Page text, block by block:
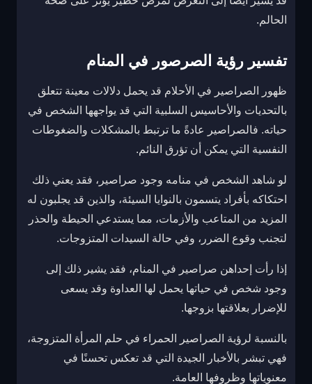
الحالم.
تفسير رؤية الصرصور في المنام
ظهور الصراصير في الأحلام قد يحمل دلالات معينة تتعلق
بالتحديات والأحاسيس السلبية التي قد يواجهها الشخص في
حياته. فالصراصير عادةً ما ترتبط بالمشكلات والضغوطات
النفسية التي يمكن أن تؤرق النائم.
لو شاهد الشخص في منامه وجود صراصير، فقد يعني ذلك
احتكاكه بأفراد يتسمون بالنوايا السيئة، والذين قد يجلبون له
المزيد من المتاعب والأزمات، مما يستدعي الحيطة والحذر
لتجنب وقوع الضرر، وفي حالة السيدات المتزوجات.
إذا رأت إحداهن صراصير في المنام، فقد يشير ذلك إلى
وجود شخص في حياتها يحمل لها العداوة وقد يسعى
للإضرار بعلاقتها بزوجها.
بالنسبة لرؤية الصراصير الحمراء في حلم المرأة المتزوجة،
فهي تبشر بالأخبار الجيدة التي قد تعكس تحسنًا في
معنوياتها وظروفها العامة.